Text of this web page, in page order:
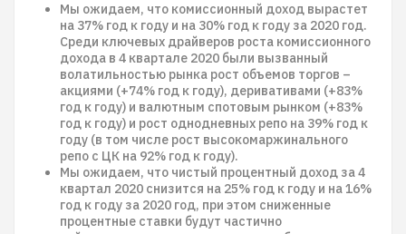
Мы ожидаем, что комиссионный доход вырастет
на 37% год к году и на 30% год к году за 2020 год.
Среди ключевых драйверов роста комиссионного
дохода в 4 квартале 2020 были вызванный
волатильностью рынка рост объемов торгов –
акциями (+74% год к году), деривативами (+83%
год к году) и валютным спотовым рынком (+83%
год к году) и рост однодневных репо на 39% год к
году (в том числе рост высокомаржинального
репо с ЦК на 92% год к году).
Мы ожидаем, что чистый процентный доход за 4
квартал 2020 снизится на 25% год к году и на 16%
год к году за 2020 год, при этом сниженные
процентные ставки будут частично